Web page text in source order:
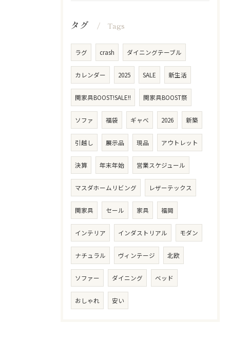
タグ Tags
ラグ crash ダイニングテーブル
カレンダー 2025 SALE 新生活
関家具BOOST!SALE!! 関家具BOOST祭
ソファ 福袋 ギャべ 2026 新築
引越し 展示品 現品 アウトレット
決算 年末年始 営業スケジュール
マスダホームリビング レザーテックス
関家具 セール 家具 福岡
インテリア インダストリアル モダン
ナチュラル ヴィンテージ 北欧
ソファー ダイニング ベッド
おしゃれ 安い